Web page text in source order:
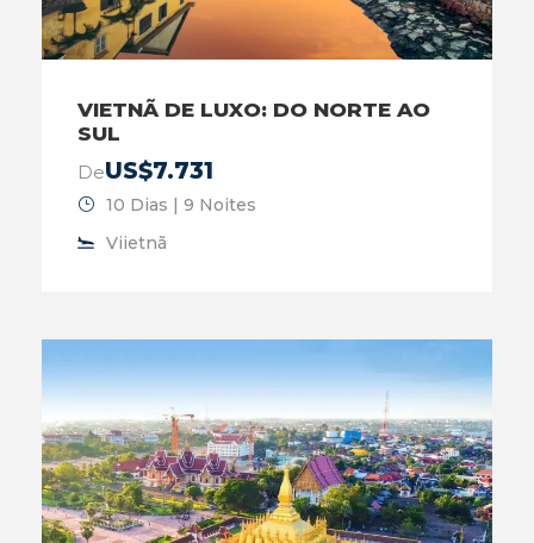
VIETNÃ DE LUXO: DO NORTE AO
SUL
DeUS$7.731
10 Dias | 9 Noites
Viietnã